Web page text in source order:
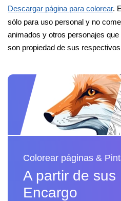
Descargar página para colorear.
sólo para uso personal y no
animados y otros personajes
son propiedad de sus
Colorear páginas &
A partir de
Encargo